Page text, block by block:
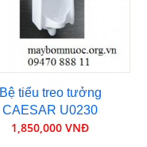
Bệ tiểu treo tưởng
CAESAR U0230
1,850,000 VNĐ